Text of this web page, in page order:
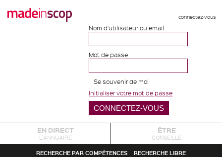
connectez-vous
Nom d'utilisateur ou email
Mot de passe
Se souvenir de moi
Initialiser votre mot de passe
EN DIRECT
L'ANNUAIRE
ÊTRE
CONSEILLÉ
RECHERCHE PAR COMPÉTENCES
RECHERCHE LIBRE